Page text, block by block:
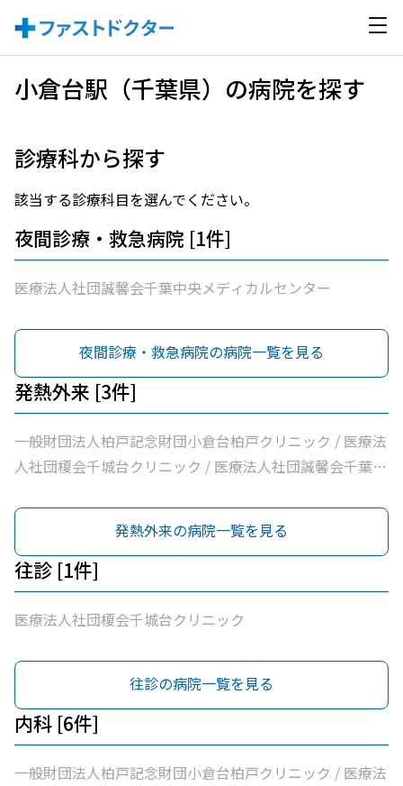
小倉台駅（千葉県）の病院を探す
診療科から探す
該当する診療科目を選んでください。
夜間診療・救急病院 [1件]
医療法人社団誠馨会千葉中央メディカルセンター
夜間診療・救急病院の病院一覧を見る
発熱外来 [3件]
一般財団法人柏戸記念財団小倉台柏戸クリニック / 医療法
人社団榎会千城台クリニック / 医療法人社団誠馨会千葉中
発熱外来の病院一覧を見る
往診 [1件]
医療法人社団榎会千城台クリニック
往診の病院一覧を見る
内科 [6件]
一般財団法人柏戸記念財団小倉台柏戸クリニック / 医療法